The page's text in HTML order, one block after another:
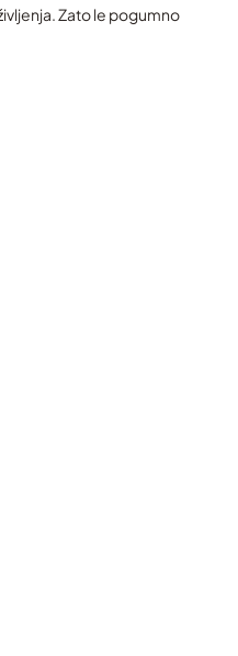
Zato le pogumno